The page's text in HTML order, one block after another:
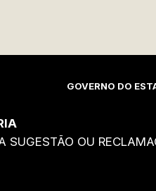
GOVERNO DO
SUGESTÃO OU